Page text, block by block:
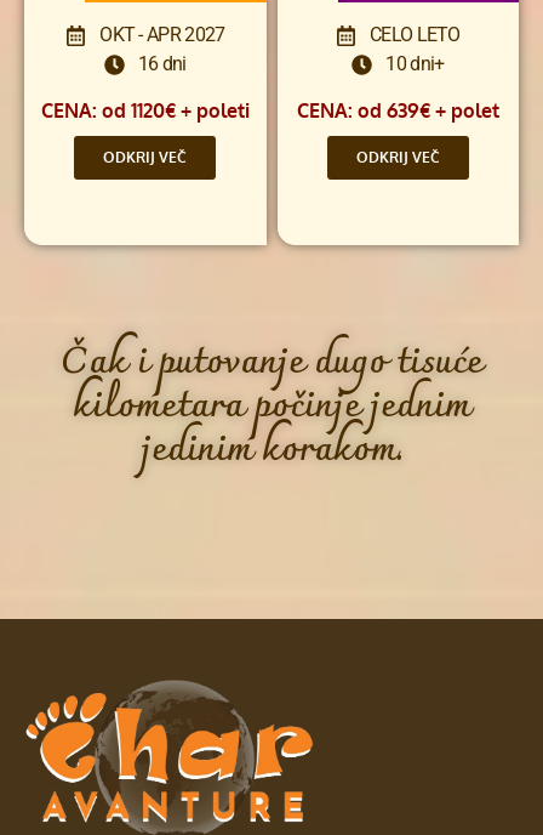
OKT - APR 2027
16 dni
CENA: od 1120€ + poleti
ODKRIJ VEČ
CELO LETO
10 dni+
CENA: od 639€ + polet
ODKRIJ VEČ
Čak i putovanje dugo tisuće
kilometara počinje jednim
jedinim korakom.